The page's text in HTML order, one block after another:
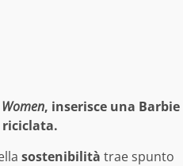
, inserisce una Barbie
riciclata.
sostenibilità trae spunto